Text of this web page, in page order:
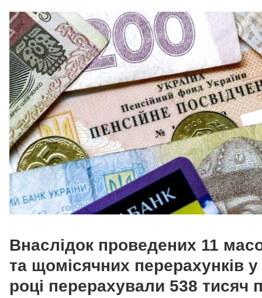
Внаслідок проведених 11
та щомісячних перерахунків у
році перерахували 538 тисяч